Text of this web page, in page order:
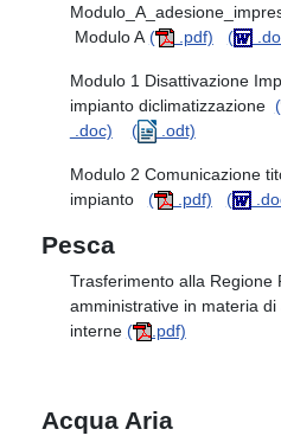
Modulo A ( .pdf) (
Modulo 1 Disattivazione
impianto diclimatizzazione (
.doc)
( .odt)
Modulo 2 Comunicazione
impianto ( .pdf) (
Pesca
Trasferimento alla Regione
amministrative in materia
interne ( .pdf)
Acqua Aria